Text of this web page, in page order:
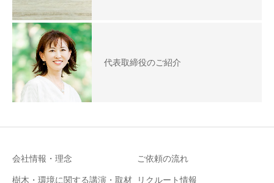
代表取締役のご紹介
会社情報・理念 ご依頼の流れ
樹木・環境に関する講演・取材 リクルート情報